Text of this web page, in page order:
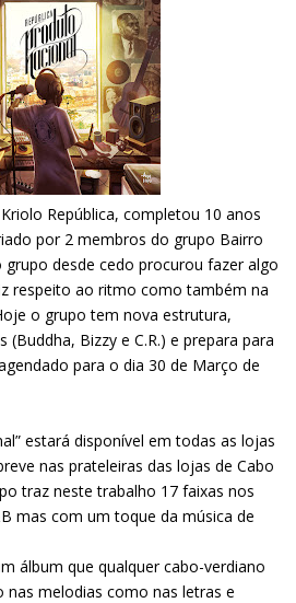
República, completou 10 anos
por 2 membros do grupo Bairro
grupo desde cedo procurou fazer algo
respeito ao ritmo como também na
o grupo tem nova estrutura,
Bizzy e C.R.) e prepara para
para o dia 30 de Março de
estará disponível em todas as lojas
nas prateleiras das lojas de Cabo
traz neste trabalho 17 faixas nos
mas com um toque da música de
álbum que qualquer cabo-verdiano
nas melodias como nas letras e